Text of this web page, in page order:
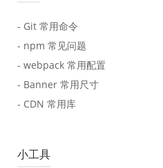
- Git 常用命令
- npm 常见问题
- webpack 常用配置
- Banner 常用尺寸
- CDN 常用库
小工具